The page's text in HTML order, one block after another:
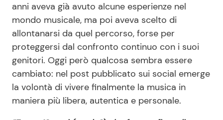
anni aveva già avuto alcune esperienze nel
mondo musicale, ma poi aveva scelto di
allontanarsi da quel percorso, forse per
proteggersi dal confronto continuo con i suoi
genitori. Oggi però qualcosa sembra essere
cambiato: nel post pubblicato sui social emerge
la volontà di vivere finalmente la musica in
maniera più libera, autentica e personale.